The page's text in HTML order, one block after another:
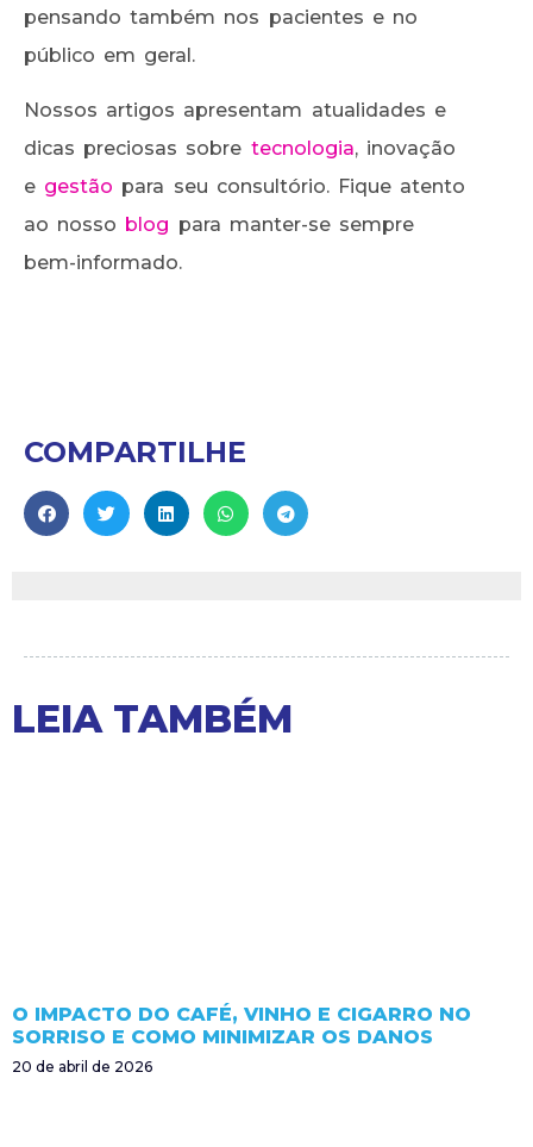
pensando também nos pacientes e no
público em geral.
Nossos artigos apresentam atualidades e
dicas preciosas sobre tecnologia, inovação
e gestão para seu consultório. Fique atento
ao nosso blog para manter-se sempre
bem-informado.
COMPARTILHE
LEIA TAMBÉM
O IMPACTO DO CAFÉ, VINHO E CIGARRO NO
SORRISO E COMO MINIMIZAR OS DANOS
20 de abril de 2026